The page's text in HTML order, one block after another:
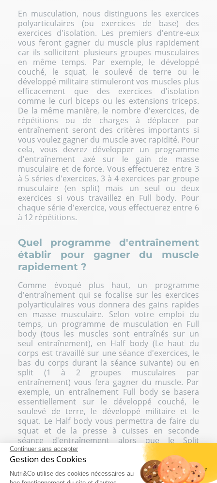
Continuer sans accepter
Gestion des Cookies
Nutri&Co utilise des cookies nécessaires au
En musculation, nous distinguons les exercices
polyarticulaires (ou exercices de base) des
exercices d'isolation. Les premiers d'entre-eux
vous feront gagner du muscle plus rapidement
car ils sollicitent plusieurs groupes musculaires
en même temps. Par exemple, le développé
couché, le squat, le soulevé de terre ou le
développé militaire stimuleront vos muscles plus
efficacement que des exercices d'isolation
comme le curl biceps ou les extensions triceps.
De la même manière, le nombre d'exercices, de
répétitions ou de charges à déplacer par
entraînement seront des critères importants si
vous voulez gagner du muscle avec rapidité. Pour
cela, vous devrez développer un programme
d'entraînement axé sur le gain de masse
musculaire et de force. Vous effectuerez entre 3
à 5 séries d'exercices, 3 à 4 exercices par groupe
musculaire (en split) mais un seul ou deux
exercices si vous travaillez en Full body. Pour
chaque série d'exercice, vous effectuerez entre 6
à 12 répétitions.
Quel programme d'entraînement
établir pour gagner du muscle
rapidement ?
Comme évoqué plus haut, un programme
d'entraînement qui se focalise sur les exercices
polyarticulaires vous donnera des gains rapides
en masse musculaire. Selon votre emploi du
temps, un programme de musculation en Full
body (tous les muscles sont entraînés sur un
seul entraînement), en Half body (Le haut du
corps est travaillé sur une séance d'exercices, le
bas du corps durant la séance suivante) ou en
split (1 à 2 groupes musculaires par
entraînement) vous fera gagner du muscle. Par
exemple, un entraînement Full body se basera
essentiellement sur le développé couché, le
soulevé de terre, le développé militaire et le
squat. Le Half body vous permettra de faire du
squat et de la presse à cuisses en seconde
séance d'entraînement alors que le Split
entraînera une répartition plus équilibrée des
exercices polyarticulaires durant vos séances
d'exercices successives. L'une des trois
méthodes sera plus efficace pour vous faire